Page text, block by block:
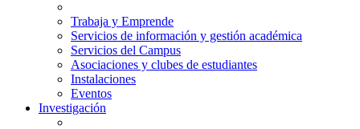
Trabaja y Emprende
Servicios de información y gestión académica
Servicios del Campus
Asociaciones y clubes de estudiantes
Instalaciones
Eventos
Investigación